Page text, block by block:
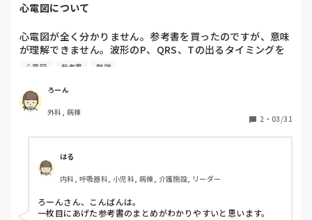
心電図について
心電図が全く分かりません。参考書を買ったのですが、意味
が理解できません。波形のP、QRS、Tの出るタイミングを
教えて欲しいです。参考書には1枚目の写真になっていま
受け取る側なので拡張する時にT、受け取ったらすぐ肺に行
くので心室が収縮スル直前にQRSになっていて波形ではTよ
りQRSの方が先に来るのに先にT波のようなことが記載され
それとも循環的に同時に起きてて右心室の収縮が心室の拡張
より若干早く行われているという意味でしょうか。
私が血液の循環と電気信号の伝わり方とごちゃごちゃになっ
ているかも知れませんが、、、
電気信号と血液の循環の関連が出来てないのですかね。
心電図 参考書 勉強
ろーん
外科, 病棟
2 ・ 03/31
はる
内科, 呼吸器科, 小児科, 病棟, 介護施設, リーダー
ろーんさん、こんばんは。
一枚目にあげた参考書のまとめがわかりやすいと思います。